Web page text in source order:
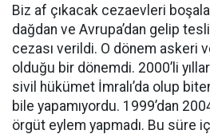
Biz af çıkacak cezaevleri
dağdan ve Avrupa’dan gelip
cezası verildi. O dönem askeri
olduğu bir dönemdi. 2000’li
sivil hükümet İmralı’da olup
bile yapamıyordu. 1999’dan
örgüt eylem yapmadı. Bu süre